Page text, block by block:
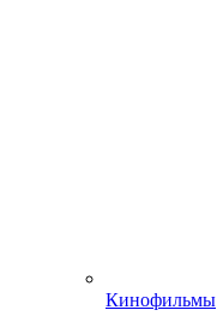
Кинофильмы